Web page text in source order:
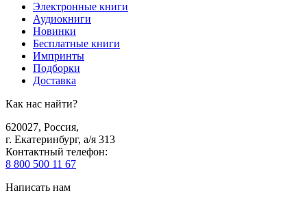
Электронные книги
Аудиокниги
Новинки
Бесплатные книги
Импринты
Подборки
Доставка
Как нас найти?
620027, Россия,
г. Екатеринбург, а/я 313
Контактный телефон:
8 800 500 11 67
Написать нам